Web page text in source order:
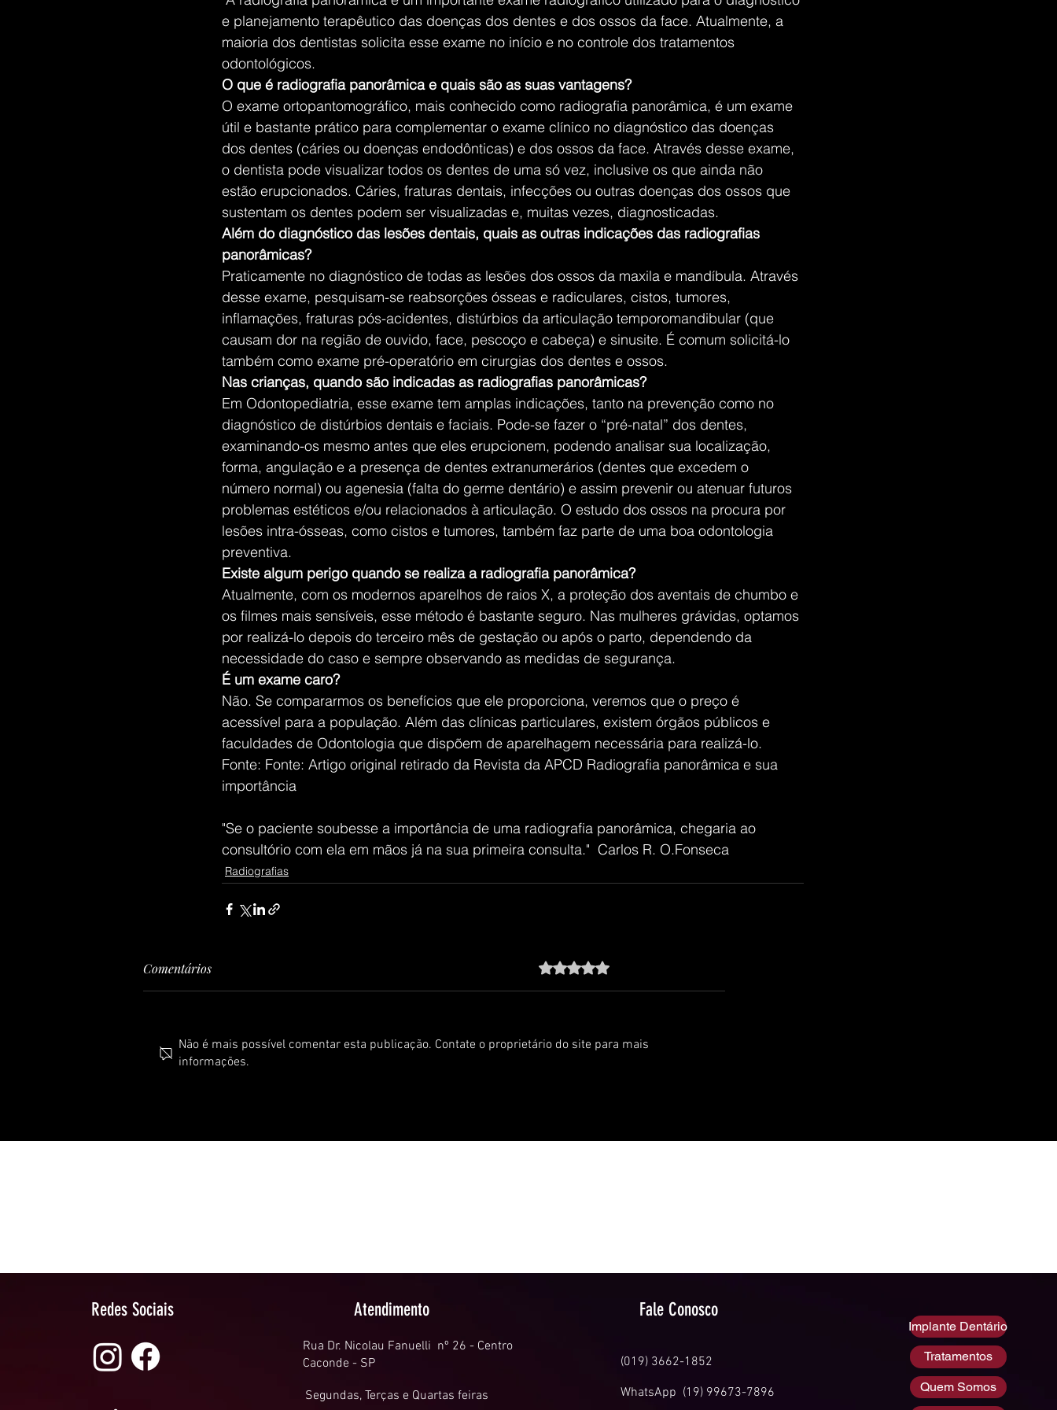
e planejamento terapêutico das doenças dos dentes e dos ossos da face. Atualmente, a
maioria dos dentistas solicita esse exame no início e no controle dos tratamentos
odontológicos.
O que é radiografia panorâmica e quais são as suas vantagens?
O exame ortopantomográfico, mais conhecido como radiografia panorâmica, é um exame
útil e bastante prático para complementar o exame clínico no diagnóstico das doenças
dos dentes (cáries ou doenças endodônticas) e dos ossos da face. Através desse exame,
o dentista pode visualizar todos os dentes de uma só vez, inclusive os que ainda não
estão erupcionados. Cáries, fraturas dentais, infecções ou outras doenças dos ossos que
sustentam os dentes podem ser visualizadas e, muitas vezes, diagnosticadas.
Além do diagnóstico das lesões dentais, quais as outras indicações das radiografias
panorâmicas?
Praticamente no diagnóstico de todas as lesões dos ossos da maxila e mandíbula. Através
desse exame, pesquisam-se reabsorções ósseas e radiculares, cistos, tumores,
inflamações, fraturas pós-acidentes, distúrbios da articulação temporomandibular (que
causam dor na região de ouvido, face, pescoço e cabeça) e sinusite. É comum solicitá-lo
também como exame pré-operatório em cirurgias dos dentes e ossos.
Nas crianças, quando são indicadas as radiografias panorâmicas?
Em Odontopediatria, esse exame tem amplas indicações, tanto na prevenção como no
diagnóstico de distúrbios dentais e faciais. Pode-se fazer o “pré-natal” dos dentes,
examinando-os mesmo antes que eles erupcionem, podendo analisar sua localização,
forma, angulação e a presença de dentes extranumerários (dentes que excedem o
número normal) ou agenesia (falta do germe dentário) e assim prevenir ou atenuar futuros
problemas estéticos e/ou relacionados à articulação. O estudo dos ossos na procura por
lesões intra-ósseas, como cistos e tumores, também faz parte de uma boa odontologia
preventiva.
Existe algum perigo quando se realiza a radiografia panorâmica?
Atualmente, com os modernos aparelhos de raios X, a proteção dos aventais de chumbo e
os filmes mais sensíveis, esse método é bastante seguro. Nas mulheres grávidas, optamos
por realizá-lo depois do terceiro mês de gestação ou após o parto, dependendo da
necessidade do caso e sempre observando as medidas de segurança.
É um exame caro?
Não. Se compararmos os benefícios que ele proporciona, veremos que o preço é
acessível para a população. Além das clínicas particulares, existem órgãos públicos e
faculdades de Odontologia que dispõem de aparelhagem necessária para realizá-lo.
Fonte: Fonte: Artigo original retirado da Revista da APCD Radiografia panorâmica e sua
importância
"Se o paciente soubesse a importância de uma radiografia panorâmica, chegaria ao
consultório com ela em mãos já na sua primeira consulta."  Carlos R. O.Fonseca
Radiografias
Comentários Avaliado com 0 de 5 estrelas.
Não é mais possível comentar esta publicação. Contate o proprietário do site para mais
informações.
Redes Sociais Atendimento
Rua Dr. Nicolau Fanuelli nº 26 - Centro
Caconde - SP
Segundas, Terças e Quartas feiras
Fale Conosco
(019) 3662-1852
WhatsApp (19) 99673-7896
Implante Dentário
Tratamentos
Quem Somos